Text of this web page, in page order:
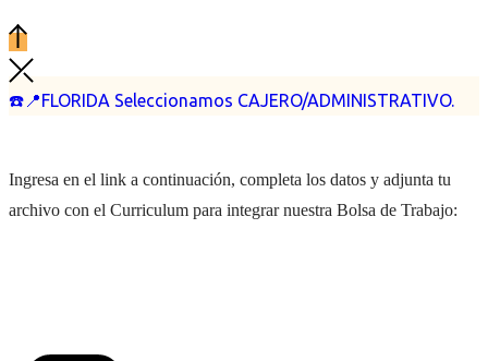
☎️📍FLORIDA Seleccionamos CAJERO/ADMINISTRATIVO.
Ingresa en el link a continuación, completa los datos y adjunta tu
archivo con el Curriculum para integrar nuestra Bolsa de Trabajo: